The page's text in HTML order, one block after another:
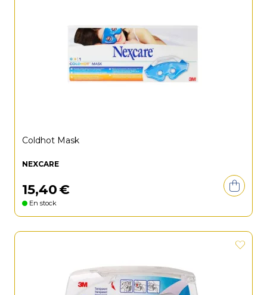
Coldhot Mask
NEXCARE
15,40€
En stock